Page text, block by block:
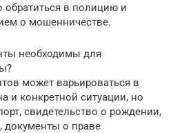
обратиться в полицию и
о мошенничестве.
необходимы для
может варьироваться в
и конкретной ситуации, но
свидетельство о рождении,
документы о праве